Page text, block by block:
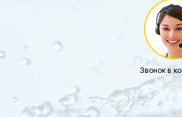
Звонок в